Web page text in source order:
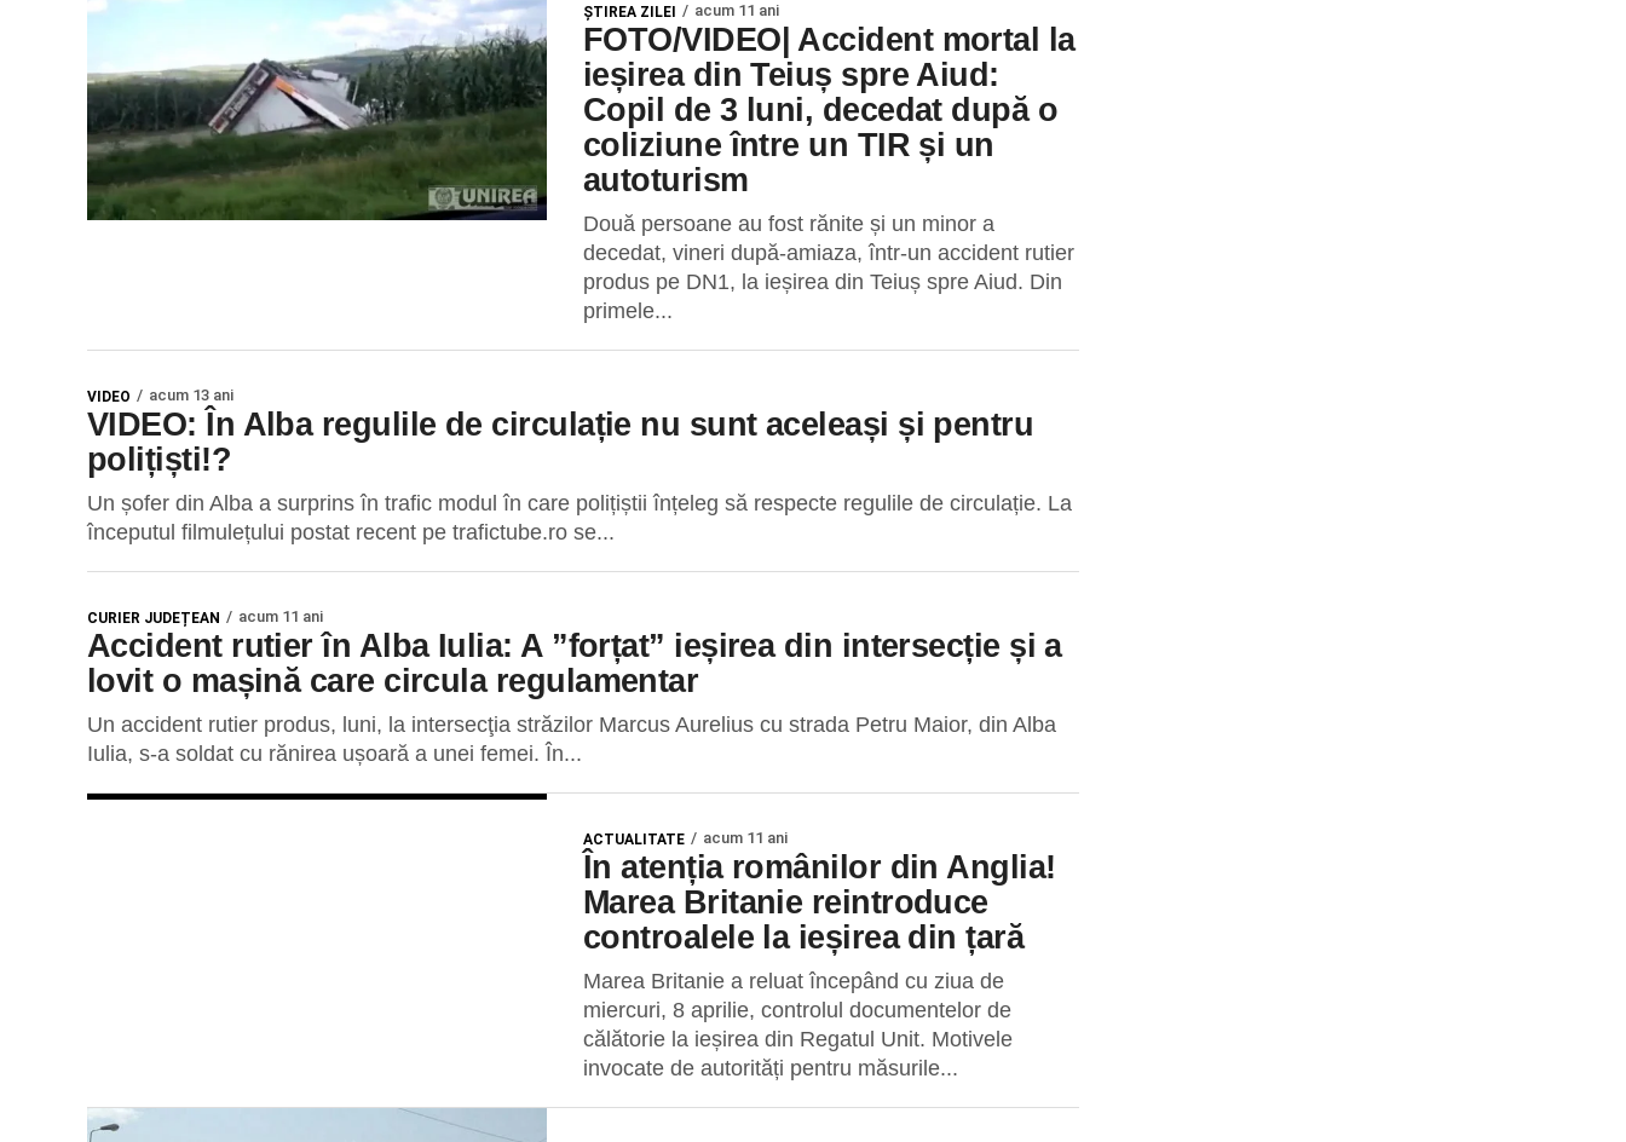
ŞTIREA ZILEI acum 11 ani
FOTO/VIDEO| Accident mortal la
ieșirea din Teiuș spre Aiud:
Copil de 3 luni, decedat după o
coliziune între un TIR și un
autoturism
Două persoane au fost rănite și un minor a
decedat, vineri după-amiaza, într-un accident rutier
produs pe DN1, la ieșirea din Teiuș spre Aiud. Din
primele...
VIDEO acum 13 ani
VIDEO: În Alba regulile de circulație nu sunt aceleași și pentru
polițiști!?
Un șofer din Alba a surprins în trafic modul în care polițiștii înțeleg să respecte regulile de circulație. La
începutul filmulețului postat recent pe trafictube.ro se...
CURIER JUDEȚEAN acum 11 ani
Accident rutier în Alba Iulia: A ”forțat” ieșirea din intersecție și a
lovit o mașină care circula regulamentar
Un accident rutier produs, luni, la intersecţia străzilor Marcus Aurelius cu strada Petru Maior, din Alba
Iulia, s-a soldat cu rănirea ușoară a unei femei. În...
ACTUALITATE acum 11 ani
În atenția românilor din Anglia!
Marea Britanie reintroduce
controalele la ieșirea din țară
Marea Britanie a reluat începând cu ziua de
miercuri, 8 aprilie, controlul documentelor de
călătorie la ieșirea din Regatul Unit. Motivele
invocate de autorități pentru măsurile...